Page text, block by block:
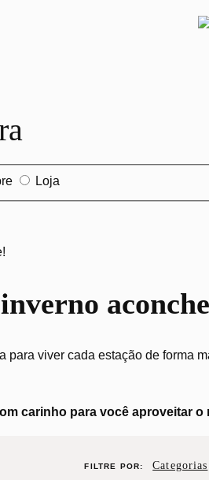
Loja
para viver cada estação de
carinho para você aproveitar o
FILTRE POR: Categorias